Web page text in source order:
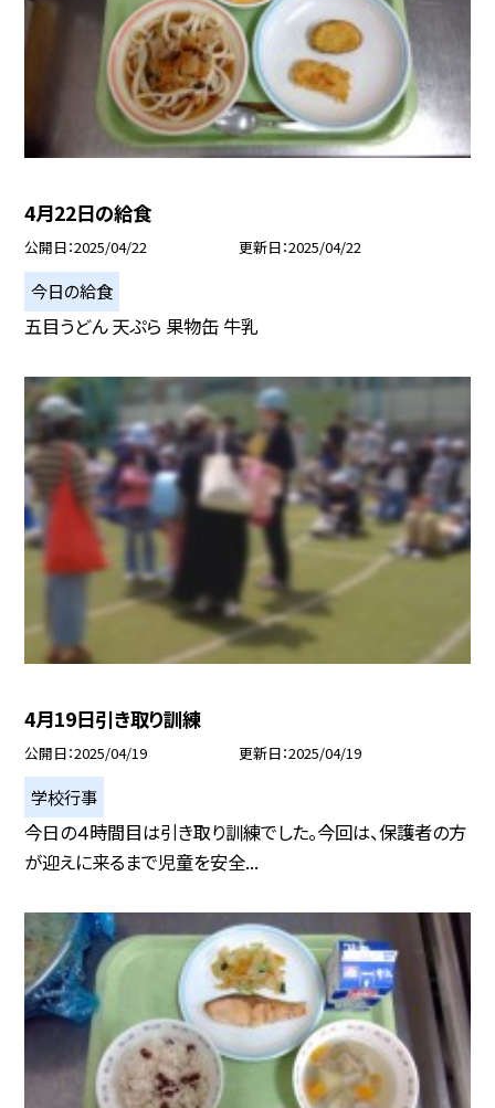
4月22日の給食
公開日 2025/04/22 更新日 2025/04/22
今日の給食
五目うどん 天ぷら 果物缶 牛乳
4月19日引き取り訓練
公開日 2025/04/19 更新日 2025/04/19
学校行事
今日の４時間目は引き取り訓練でした。今回は、保護者の方
が迎えに来るまで児童を安全...